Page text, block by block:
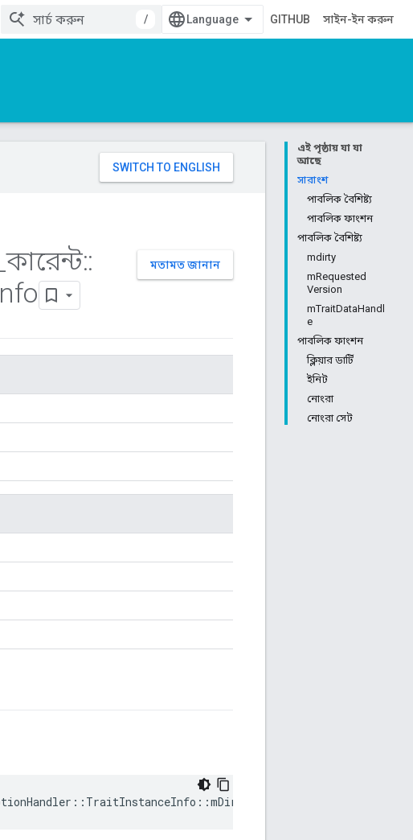
/
GITHUB সাইন-ইন করুন
এই পৃষ্ঠায় যা যা
আছে
সারাংশ
পাবলিক বৈশিষ্ট্য
পাবলিক ফাংশন
পাবলিক বৈশিষ্ট্য
mdirty
mRequested
Version
mTraitDataHandl
e
পাবলিক ফাংশন
ক্লিয়ার ডার্টি
ইনিট
নোংরা
নোংরা সেট
মতামত জানান
কারেন্ট::